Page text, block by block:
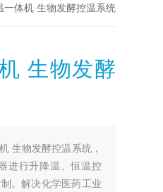
体机 生物发酵控温系统
生物发酵
生物发酵控温系统，
进行升降温、恒温控
。解决化学医药工业